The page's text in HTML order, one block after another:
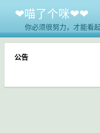
❤喵了个咪❤❤
你必须很努力，才能看
公告